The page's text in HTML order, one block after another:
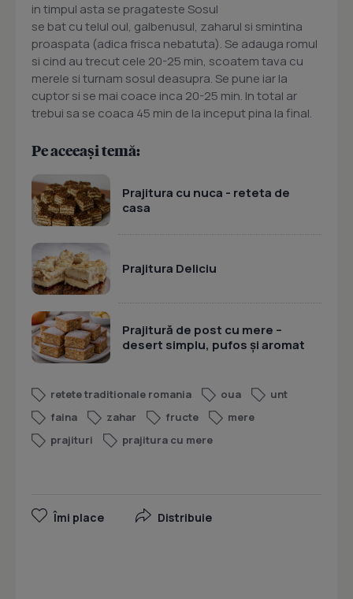
in timpul asta se pragateste Sosul
se bat cu telul oul, galbenusul, zaharul si smintina
proaspata (adica frisca nebatuta). Se adauga romul
si cind au trecut cele 20-25 min, scoatem tava cu
merele si turnam sosul deasupra. Se pune iar la
cuptor si se mai coace inca 20-25 min. In total ar
trebui sa se coaca 45 min de la inceput pina la final.
Pe aceeași temă:
Prajitura cu nuca - reteta de
casa
Prajitura Deliciu
Prajitură de post cu mere –
desert simplu, pufos și aromat
retete traditionale romania oua
unt
faina
zahar fructe
mere
prajituri
prajitura cu mere
Îmi place Distribuie